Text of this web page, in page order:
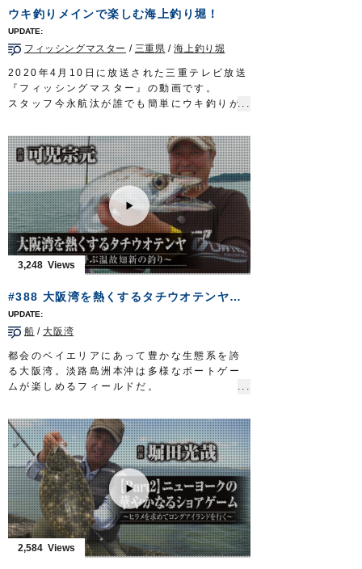
メインライン：PE 2号
リーダー：フロロ 12号
オモリ：80号
テンヤ：
喰わせ剛サビキ W胴打仕掛
7-12号
放送日 2019年10月27日
OWNERMOVIE
http://ownertv.jp/
オーナーばりwebsite
ウキ釣りメインで楽しむ海上釣り堀！
フィッシングマスター / 三重県 /海上釣り堀
2020年4月10日に放送された三重テレビ放送
『フィッシングマスター』の動画です。
スタッフ今永航汰が誰でも簡単にウキ釣りが
ダイ」「セット一発つり堀のませ仕掛」を使
って、釣り堀のマダイやシマアジ、ヒラマ
サ、カンパチ、イシガキダイなどを攻略しま
す。
■取材協力…南伊勢町/海上釣り堀辨屋様
フィッシングマスター 三重テレビ放送 毎
週金曜日 23時～23時15分
http://creativeoffice-chie.com/
OWNERMOVIEhttp://ownertv.jp/
オーナーばりwebsite
3,248
#388 大阪湾を熱くするタチウオテンヤ～ドラゴンを呼ぶ温故知新の釣り～
船 / 大阪湾
都会のベイエリアにあって豊かな生態系を誇
る大阪湾。淡路島洲本沖は多様なボートゲー
ムが楽しめるフィールドだ。
性で虜にしているのがタチウオ。
120センチを超える大物…通称ドラゴンに挑
むのは、兵庫県神戸市に住まう可児宗元さ
ん。
タチウオ釣りの専門サイトを立ち上げるな
ど、マスメディアを通じ、タチウオテンヤの
面白さ・醍醐味を精力的に発信し続けてき
た。
大阪湾を熱くするタチウオテンヤ。伝統漁法
が育んだ温故知新の釣りで、龍の如き魚を誘
2,584